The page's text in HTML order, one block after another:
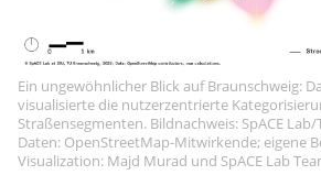
Ein ungewöhnlicher Blick auf Braunschweig:
visualisierte die nutzerzentrierte
Straßensegmenten. Bildnachweis: SpACE
Daten: OpenStreetMap-Mitwirkende; eigene
Visualization: Majd Murad und SpACE Lab